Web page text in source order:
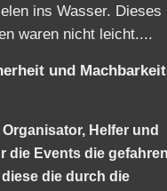
ins Wasser. Dieses
waren nicht leicht....
und
Organisator, Helfer und
die Events die
die durch die